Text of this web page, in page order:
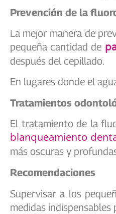
Prevención de la
La mejor manera de
pequeña cantidad de
después del cepillado.
En lugares donde el
Tratamientos
El tratamiento de la
blanqueamiento
más oscuras y
Recomendaciones
Supervisar a los
medidas